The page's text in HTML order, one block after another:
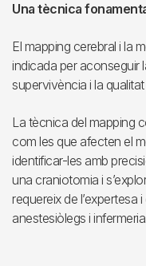
Una tècnica
El mapping cerebral i la
indicada per aconseguir
supervivència i la
La tècnica del mapping
com les que afecten el
identificar-les amb
una craniotomia i
requereix de
anestesiòlegs i infermeria.